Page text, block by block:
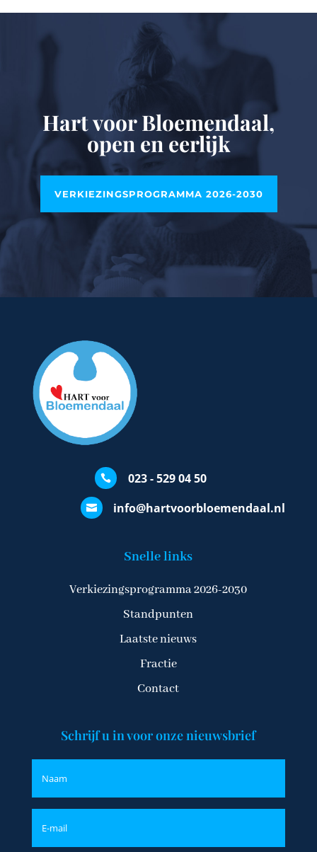
Hart voor Bloemendaal,
open en eerlijk
VERKIEZINGSPROGRAMMA 2026-2030
 023 - 529 04 50
 info@hartvoorbloemendaal.nl
Snelle links
Verkiezingsprogramma 2026-2030
Standpunten
Laatste nieuws
Fractie
Contact
Schrijf u in voor onze nieuwsbrief